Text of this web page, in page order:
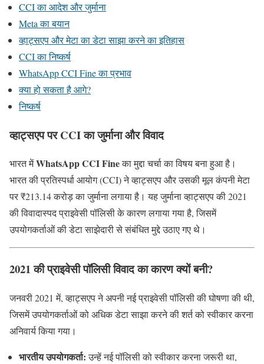
CCI का आदेश और जुर्माना
Meta का बयान
व्हाट्सएप और मेटा का डेटा साझा करने का इतिहास
CCI का निष्कर्ष
WhatsApp CCI Fine का प्रभाव
क्या हो सकता है आगे?
निष्कर्ष
व्हाट्सएप पर CCI का जुर्माना और विवाद
भारत मेंWhatsApp CCI Fineका मुद्दा चर्चा का विषय बना हुआ है।
भारत की प्रतिस्पर्धा आयोग (CCI) ने व्हाट्सएप और उसकी मूल कंपनी मेटा
पर ₹213.14 करोड़ का जुर्माना लगाया है। यह जुर्माना व्हाट्सएप की 2021
की विवादास्पद प्राइवेसी पॉलिसी के कारण लगाया गया है, जिसमें
उपयोगकर्ताओं की डेटा साझेदारी से संबंधित मुद्दे उठाए गए थे।
2021 की प्राइवेसी पॉलिसी विवाद का कारण क्यों बनी?
जनवरी 2021 में, व्हाट्सएप ने अपनी नई प्राइवेसी पॉलिसी की घोषणा की थी,
जिसमें उपयोगकर्ताओं को अधिक डेटा साझा करने की शर्त को स्वीकार करना
अनिवार्य किया गया।
भारतीय उपयोगकर्ता:उन्हें नई पॉलिसी को स्वीकार करना जरूरी था,